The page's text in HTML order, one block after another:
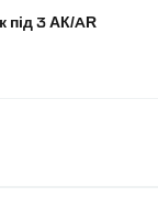
під 3 АК/AR